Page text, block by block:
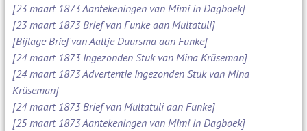
[23 maart 1873 Aantekeningen van Mimi in Dagboek]
[23 maart 1873 Brief van Funke aan Multatuli]
[Bijlage Brief van Aaltje Duursma aan Funke]
[24 maart 1873 Ingezonden Stuk van Mina Krüseman]
[24 maart 1873 Advertentie Ingezonden Stuk van Mina
Krüseman]
[24 maart 1873 Brief van Multatuli aan Funke]
[25 maart 1873 Aantekeningen van Mimi in Dagboek]